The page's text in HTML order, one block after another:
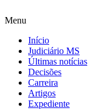
Menu
Início
Judiciário MS
Últimas notícias
Decisões
Carreira
Artigos
Expediente